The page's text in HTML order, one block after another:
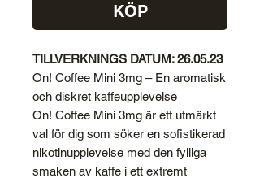
KÖP
TILLVERKNINGS DATUM: 26.05.23
On! Coffee Mini 3mg – En aromatisk
och diskret kaffeupplevelse
On! Coffee Mini 3mg är ett utmärkt
val för dig som söker en sofistikerad
nikotinupplevelse med den fylliga
smaken av kaffe i ett extremt